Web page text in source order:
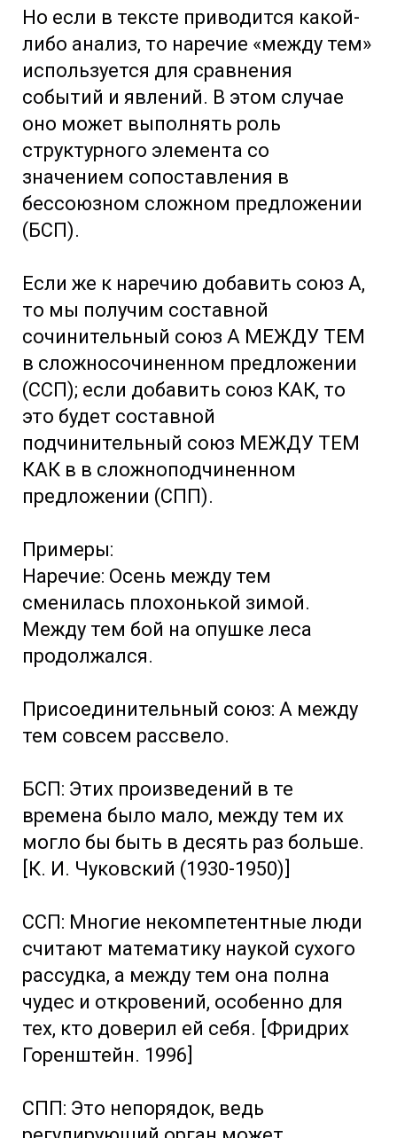
Но если в тексте приводится какой-
либо анализ, то наречие «между тем»
используется для сравнения
событий и явлений. В этом случае
оно может выполнять роль
структурного элемента со
значением сопоставления в
бессоюзном сложном предложении
(БСП).
Если же к наречию добавить союз А,
то мы получим составной
сочинительный союз А МЕЖДУ ТЕМ
в сложносочиненном предложении
(ССП); если добавить союз КАК, то
это будет составной
подчинительный союз МЕЖДУ ТЕМ
КАК в в сложноподчиненном
предложении (СПП).
Примеры:
Наречие: Осень между тем
сменилась плохонькой зимой.
Между тем бой на опушке леса
продолжался.
Присоединительный союз: А между
тем совсем рассвело.
БСП: Этих произведений в те
времена было мало, между тем их
могло бы быть в десять раз больше.
[К. И. Чуковский (1930-1950)]
ССП: Многие некомпетентные люди
считают математику наукой сухого
рассудка, а между тем она полна
чудес и откровений, особенно для
тех, кто доверил ей себя. [Фридрих
Горенштейн. 1996]
СПП: Это непорядок, ведь